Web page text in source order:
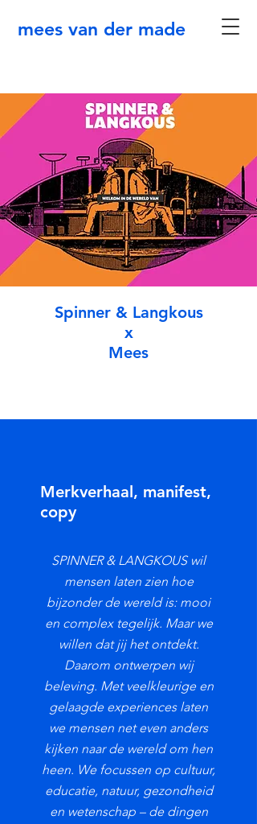
mees van der made
Spinner & Langkous
x
Mees
Merkverhaal, manifest,
copy
SPINNER & LANGKOUS wil
mensen laten zien hoe
bijzonder de wereld is: mooi
en complex tegelijk. Maar we
willen dat jij het ontdekt.
Daarom ontwerpen wij
beleving. Met veelkleurige en
gelaagde experiences laten
we mensen net even anders
kijken naar de wereld om hen
heen. We focussen op cultuur,
educatie, natuur, gezondheid
en wetenschap – de dingen